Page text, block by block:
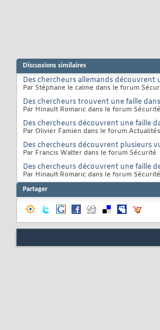
Discussions similaires
Des chercheurs allemands
Par Stéphane le calme dans le forum
Des chercheurs trouvent une faille
Par Hinault Romaric dans le forum Sécurité
Des chercheurs découvrent une faille
Par Olivier Famien dans le forum Actualités
Des chercheurs découvrent plusieurs
Par Francis Walter dans le forum Sécurité
Des chercheurs découvrent une faille
Par Hinault Romaric dans le forum Sécurité
Partager